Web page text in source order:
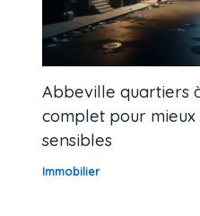
Abbeville quartiers
complet pour
sensibles
Immobilier